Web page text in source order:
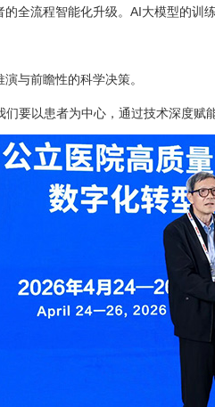
全流程智能化升级。AI大模型的
与前瞻性的科学决策。
们要以患者为中心，通过技术深度